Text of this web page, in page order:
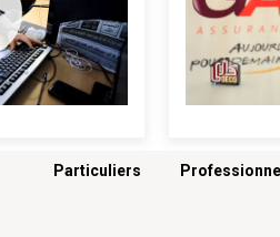
Particuliers